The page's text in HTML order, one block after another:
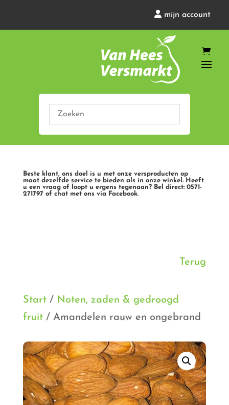
mijn account
Beste klant, ons doel is u met onze versproducten op
maat dezelfde service te bieden als in onze winkel. Heeft
u een vraag of loopt u ergens tegenaan? Bel direct: 0571-
271797 of chat met ons via Facebook.
Terug
Start/ Noten, zaden & gedroogd
fruit/ Amandelen rauw en ongebrand